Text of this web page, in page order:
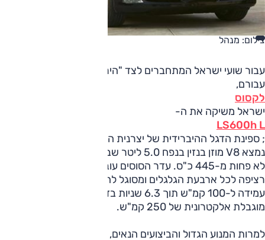
צילום: מנהל
עבור שועי ישראל המתחברים לצד "הירוק" שבנפשם, אבל לא
עבורם,
לקסוס
ישראל משיקה את ה-
LS600h L
; ספינת הדגל ההיברידית של יצרנית היוקרה היפנית. בחרטומה
נמצא V8 מוזן בנזין בנפח 5.0 ליטר שבשילוב מנוע חשמלי מפיק
לא פחות מ-445 כ"ס. עדר הסוסים עובר דרך תיבת הילוכים
רציפה לכל ארבעת הגלגלים ומסוגל להזניק את המכונית ממצב
עמידה ל-100 קמ"ש תוך 6.3 שניות בדרך למהירות מרבית
מוגבלת אלקטרונית של 250 קמ"ש.